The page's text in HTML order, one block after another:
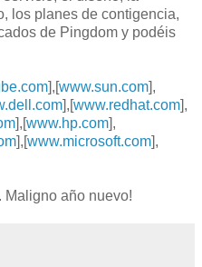
los planes de contigencia,
de Pingdom y podéis
],[www.sun.com],
],[www.redhat.com],
],[www.hp.com],
],[www.microsoft.com],
Maligno año nuevo!